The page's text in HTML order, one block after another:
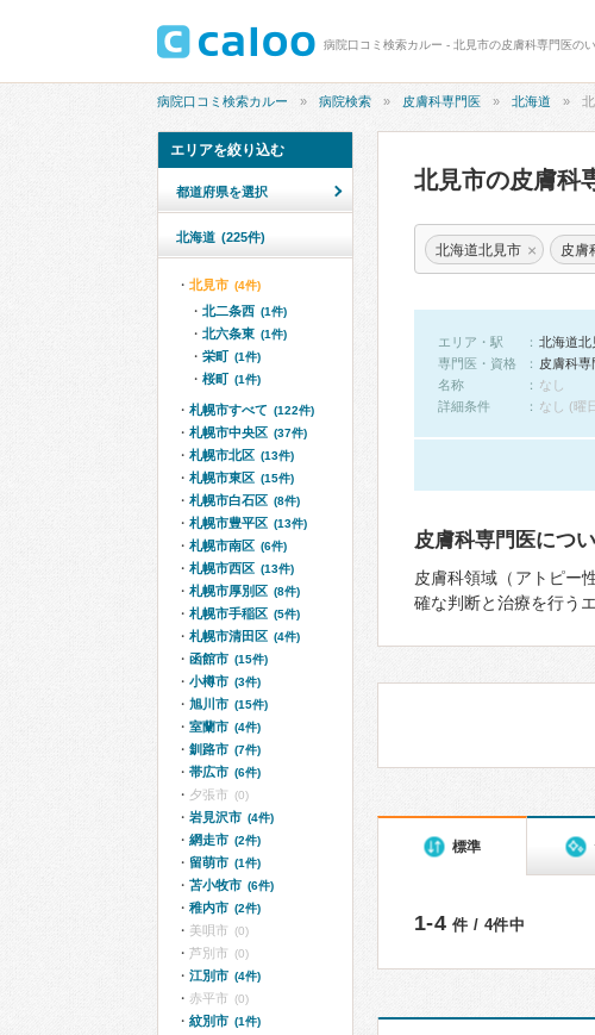
病院口コミ検索カルー - 北見市の皮膚科専門医の
病院口コミ検索カルー 病院検索 皮膚科専門医 北海道
北見市の皮膚科
北海道北見市 × 皮膚
エリア・駅
北海道北
専門医・資格
皮膚科専
名称
なし
詳細条件
なし (曜
皮膚科専門医につ
皮膚科領域（アトピー
確な判断と治療を行う
標準
1-4 件 / 4件中
エリアを絞り込む
都道府県を選択
北海道 (225件)
北見市 (4件)
北二条西 (1件)
北六条東 (1件)
栄町 (1件)
桜町 (1件)
札幌市すべて (122件)
札幌市中央区 (37件)
札幌市北区 (13件)
札幌市東区 (15件)
札幌市白石区 (8件)
札幌市豊平区 (13件)
札幌市南区 (6件)
札幌市西区 (13件)
札幌市厚別区 (8件)
札幌市手稲区 (5件)
札幌市清田区 (4件)
函館市 (15件)
小樽市 (3件)
旭川市 (15件)
室蘭市 (4件)
釧路市 (7件)
帯広市 (6件)
夕張市 (0)
岩見沢市 (4件)
網走市 (2件)
留萌市 (1件)
苫小牧市 (6件)
稚内市 (2件)
美唄市 (0)
芦別市 (0)
江別市 (4件)
赤平市 (0)
紋別市 (1件)